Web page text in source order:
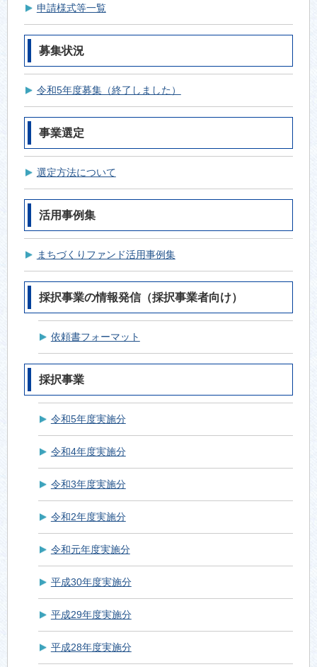
申請様式等一覧
募集状況
令和5年度募集（終了しました）
事業選定
選定方法について
活用事例集
まちづくりファンド活用事例集
採択事業の情報発信（採択事業者向け）
依頼書フォーマット
採択事業
令和5年度実施分
令和4年度実施分
令和3年度実施分
令和2年度実施分
令和元年度実施分
平成30年度実施分
平成29年度実施分
平成28年度実施分